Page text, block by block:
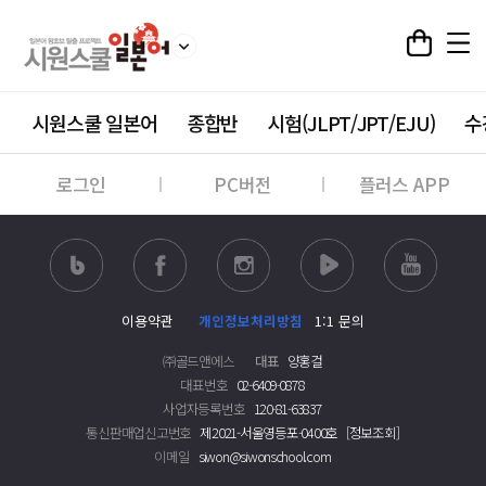
시원스쿨 일본어 종합반 시험(JLPT/JPT/EJU)
로그인 PC버전 플러스 APP
이용약관 개인정보처리방침
1:1 문의
㈜골드앤에스
대표 양홍걸
대표번호 02-6409-0878
사업자등록번호 120-81-63837
통신판매업신고번호 제2021-서울영등포-0400호 [정보조회]
이메일 siwon@siwonschool.com